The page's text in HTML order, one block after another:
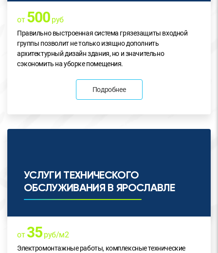
от 500руб
Правильно выстроенная система грязезащиты входной
группы позволит не только изящно дополнить
архитектурный дизайн здания, но и значительно
сэкономить на уборке помещения.
Подробнее
УСЛУГИ ТЕХНИЧЕСКОГО
ОБСЛУЖИВАНИЯ В ЯРОСЛАВЛЕ
от 35руб/м2
Электромонтажные работы, комплексные технические